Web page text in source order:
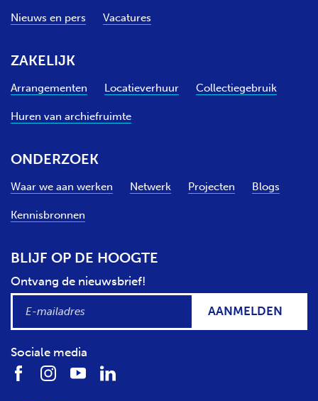
Nieuws en pers Vacatures
ZAKELIJK
Arrangementen Locatieverhuur Collectiegebruik
Huren van archiefruimte
ONDERZOEK
Waar we aan werken Netwerk Projecten Blogs
Kennisbronnen
BLIJF OP DE HOOGTE
Ontvang de nieuwsbrief!
AANMELDEN
Sociale media